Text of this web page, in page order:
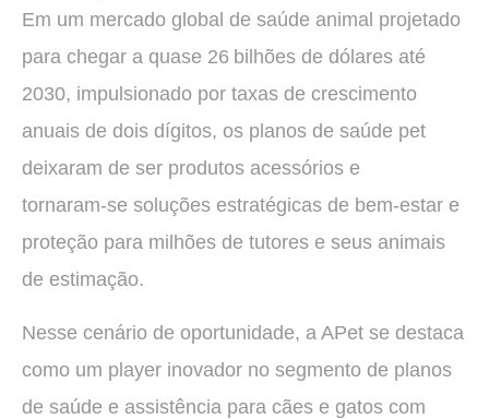
Em um mercado global de saúde animal projetado
para chegar a quase 26 bilhões de dólares até
2030, impulsionado por taxas de crescimento
anuais de dois dígitos, os planos de saúde pet
deixaram de ser produtos acessórios e
tornaram‑se soluções estratégicas de bem‑estar e
proteção para milhões de tutores e seus animais
de estimação.
Nesse cenário de oportunidade, a APet se destaca
como um player inovador no segmento de planos
de saúde e assistência para cães e gatos com